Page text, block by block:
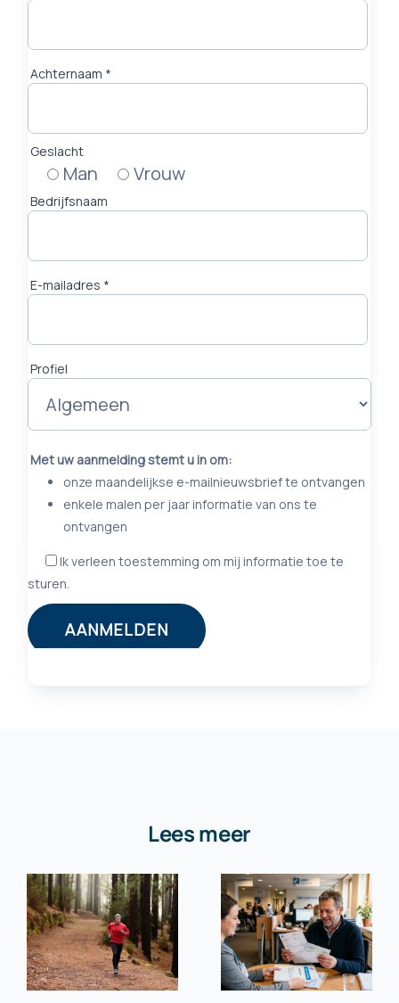
Lees meer